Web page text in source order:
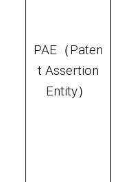
PAE（Paten
t Assertion
Entity）